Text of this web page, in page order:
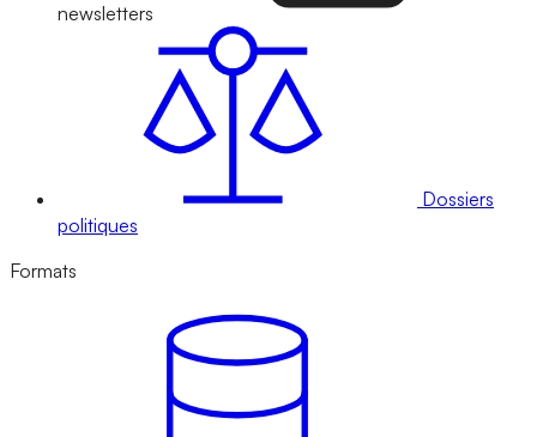
newsletters
Dossiers
politiques
Formats